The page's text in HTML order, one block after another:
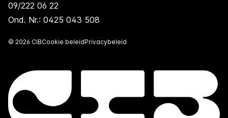
09/222 06 22
Ond. Nr.: 0425 043 508
© 2026 CIBCookie beleidPrivacybeleid